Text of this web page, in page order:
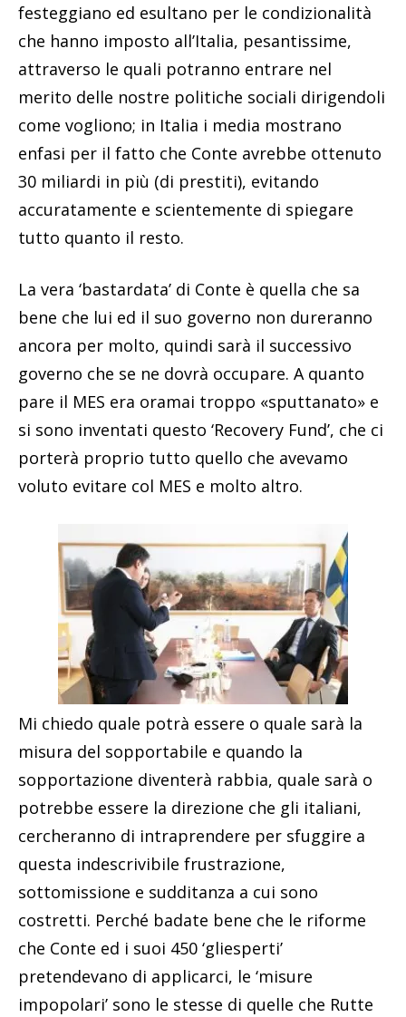
festeggiano ed esultano per le condizionalità
che hanno imposto all’Italia, pesantissime,
attraverso le quali potranno entrare nel
merito delle nostre politiche sociali dirigendoli
come vogliono; in Italia i media mostrano
enfasi per il fatto che Conte avrebbe ottenuto
30 miliardi in più (di prestiti), evitando
accuratamente e scientemente di spiegare
tutto quanto il resto.
La vera ‘bastardata’ di Conte è quella che sa
bene che lui ed il suo governo non dureranno
ancora per molto, quindi sarà il successivo
governo che se ne dovrà occupare. A quanto
pare il MES era oramai troppo «sputtanato» e
si sono inventati questo ‘Recovery Fund’, che ci
porterà proprio tutto quello che avevamo
voluto evitare col MES e molto altro.
Mi chiedo quale potrà essere o quale sarà la
misura del sopportabile e quando la
sopportazione diventerà rabbia, quale sarà o
potrebbe essere la direzione che gli italiani,
cercheranno di intraprendere per sfuggire a
questa indescrivibile frustrazione,
sottomissione e sudditanza a cui sono
costretti. Perché badate bene che le riforme
che Conte ed i suoi 450 ‘gliesperti’
pretendevano di applicarci, le ‘misure
impopolari’ sono le stesse di quelle che Rutte